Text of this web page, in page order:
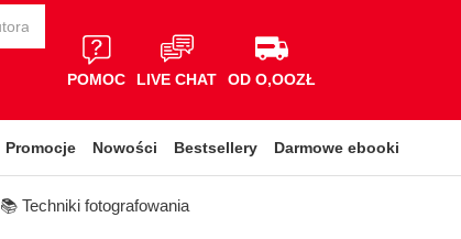
POMOC LIVE CHAT OD O,OOZŁ
Promocje Nowości Bestsellery Darmowe ebooki
📚 Techniki fotografowania